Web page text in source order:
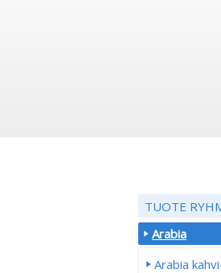
TUOTE
Arabia
Arabia